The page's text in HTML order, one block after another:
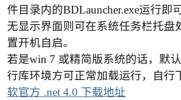
52
件目录内的BDLauncher.exe运行即
无显示界面则可在系统任务栏托盘
置开机自启。
若是win 7 或精简版系统的话，默
行库环境方可正常加载运行，自行
软官方 .net 4.0 下载地址